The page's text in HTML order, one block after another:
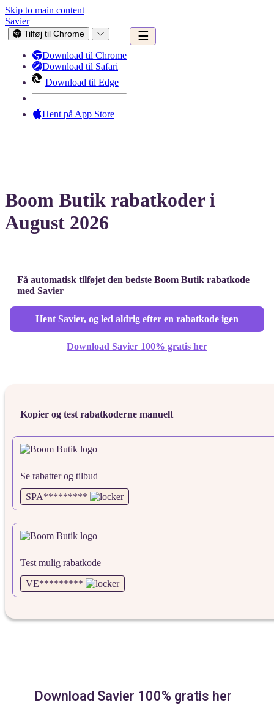
Skip to main content
Savier
Tilføj til Chrome
Download til Chrome
Download til Safari
Download til Edge
Hent på App Store
☰
Boom Butik rabatkoder i
August 2026
Få automatisk tilføjet den bedste Boom Butik rabatkode
med Savier
Hent Savier, og led aldrig efter en rabatkode igen
Download Savier 100% gratis her
Kopier og test rabatkoderne manuelt
Se rabatter og tilbud
SPA*********
Test mulig rabatkode
VE*********
Download Savier 100% gratis her